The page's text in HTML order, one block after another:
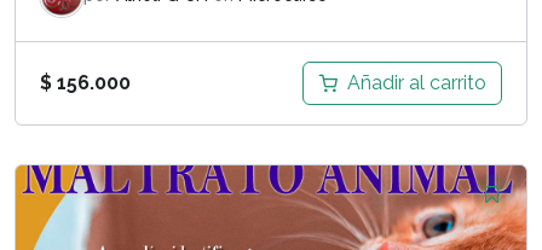
$ 156.000 Añadir al carrito